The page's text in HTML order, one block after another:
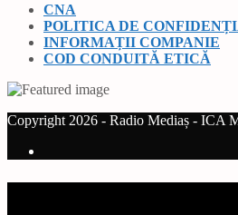
CNA
POLITICA DE
INFORMAȚII COMPANIE
COD CONDUITĂ ETICĂ
Copyright 2026 - Radio Mediaș - ICA